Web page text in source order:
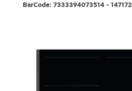
BarCode: 7333394073514 - 147172